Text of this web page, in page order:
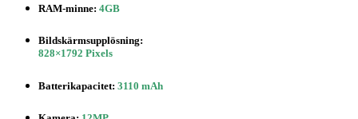
RAM-minne: 4GB
Bildskärmsupplösning:
828×1792 Pixels
Batterikapacitet: 3110 mAh